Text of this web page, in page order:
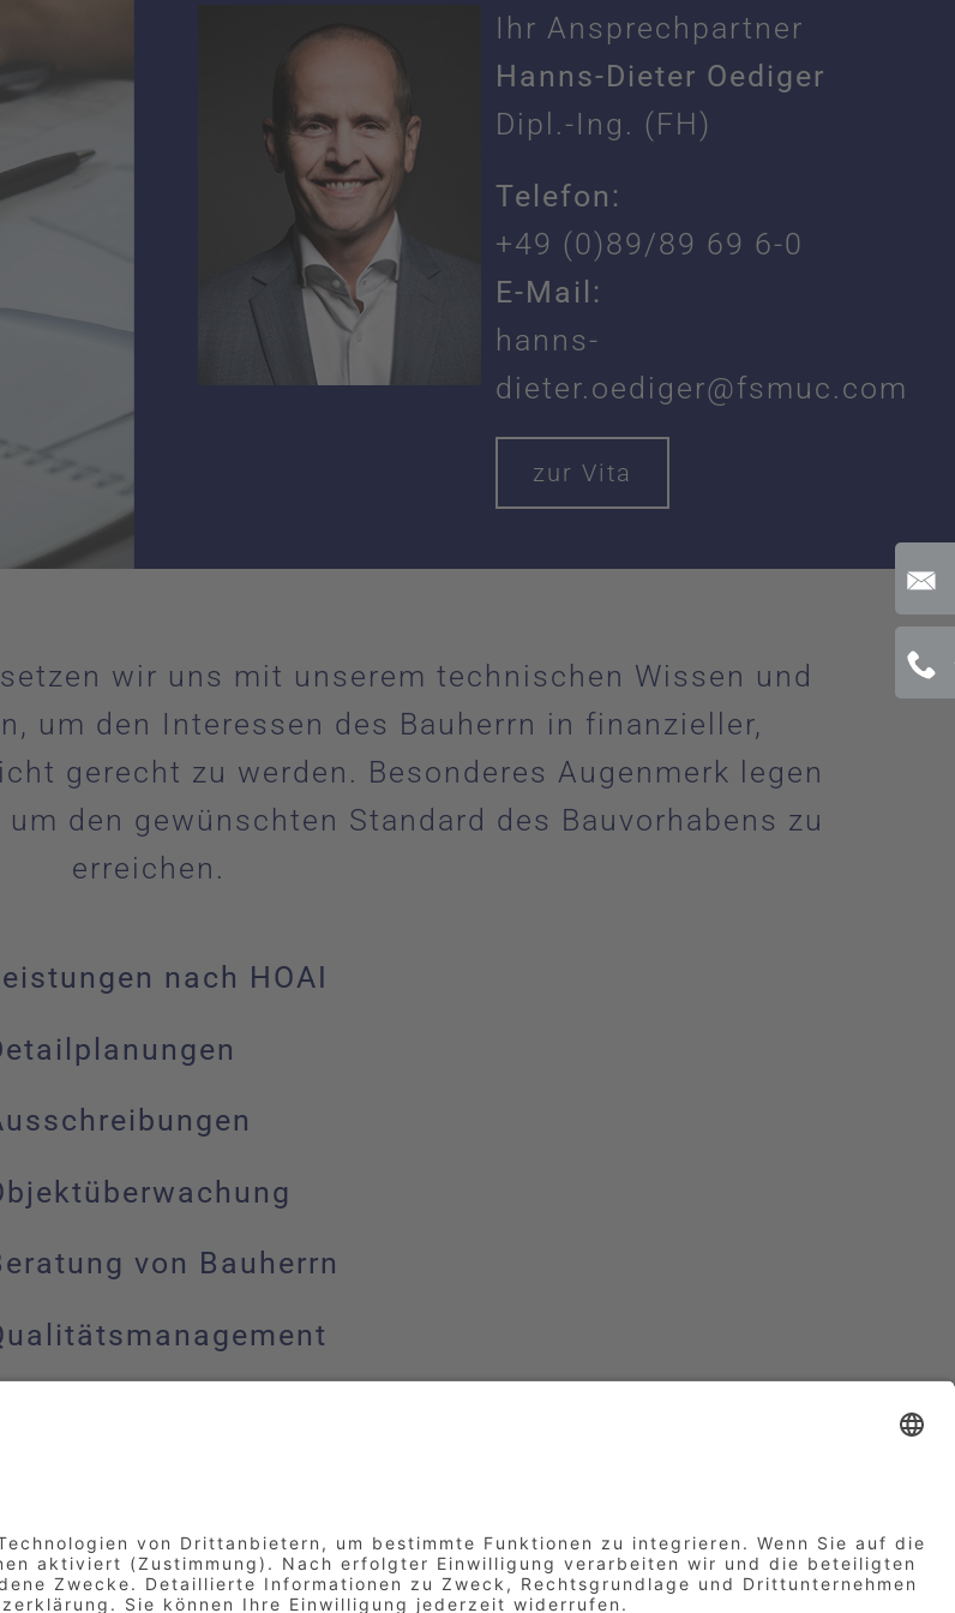
Ihr Ansprechpartner
Hanns-Dieter Oediger
Dipl.-Ing. (FH)
Telefon:
+49 (0)89/89 69 6-0
E-Mail:
hanns-
dieter.oediger@fsmuc.com
zur Vita
wir uns mit unserem technischen Wissen und
um den Interessen des Bauherrn in finanzieller,
gerecht zu werden. Besonderes Augenmerk legen
den gewünschten Standard des Bauvorhabens zu
erreichen.
nach HOAI
von Bauherrn